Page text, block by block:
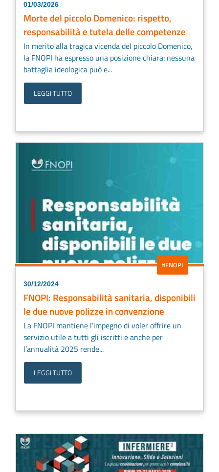
01/03/2026
Morte del piccolo Domenico: rispetto,
responsabilità e tutela delle competenze
In merito alla tragica vicenda del piccolo Domenico,
la FNOPI ha espresso una posizione chiara: nessuna
battaglia ideologica può e...
LEGGI TUTTO
#FNOPI
30/12/2024
FNOPI: Responsabilità sanitaria, disponibili
le due nuove polizze in convenzione
La FNOPI mantiene l’impegno di voler offrire un
servizio utile a tutti gli iscritti e anche per
l’annualità 2025 rende...
LEGGI TUTTO